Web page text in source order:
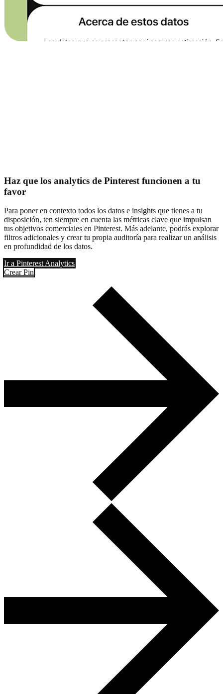
Haz que los analytics de Pinterest funcionen a tu
favor
Para poner en contexto todos los datos e insights que tienes a tu
disposición, ten siempre en cuenta las métricas clave que impulsan
tus objetivos comerciales en Pinterest. Más adelante, podrás explorar
filtros adicionales y crear tu propia auditoría para realizar un análisis
en profundidad de los datos.
Ir a Pinterest Analytics
Crear Pin